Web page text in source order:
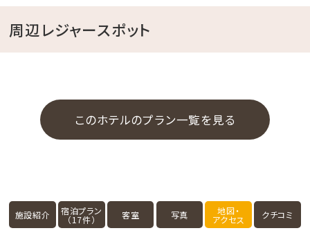
周辺レジャースポット
このホテルのプラン一覧を見る
施設紹介 宿泊プラン
（17件） 客室 写真 地図・
アクセス クチコミ